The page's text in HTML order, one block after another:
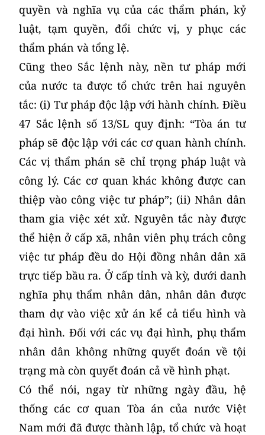
quyền và nghĩa vụ của các thẩm phán, kỷ
luật, tạm quyền, đổi chức vị, y phục các
thẩm phán và tổng lệ.
Cũng theo Sắc lệnh này, nền tư pháp mới
của nước ta được tổ chức trên hai nguyên
tắc: (i) Tư pháp độc lập với hành chính. Điều
47 Sắc lệnh số 13/SL quy định: “Tòa án tư
pháp sẽ độc lập với các cơ quan hành chính.
Các vị thẩm phán sẽ chỉ trọng pháp luật và
công lý. Các cơ quan khác không được can
thiệp vào công việc tư pháp”; (ii) Nhân dân
tham gia việc xét xử. Nguyên tắc này được
thể hiện ở cấp xã, nhân viên phụ trách công
việc tư pháp đều do Hội đồng nhân dân xã
trực tiếp bầu ra. Ở cấp tỉnh và kỳ, dưới danh
nghĩa phụ thẩm nhân dân, nhân dân được
tham dự vào việc xử án kể cả tiểu hình và
đại hình. Đối với các vụ đại hình, phụ thẩm
nhân dân không những quyết đoán về tội
trạng mà còn quyết đoán cả về hình phạt.
Có thể nói, ngay từ những ngày đầu, hệ
thống các cơ quan Tòa án của nước Việt
Nam mới đã được thành lập, tổ chức và hoạt